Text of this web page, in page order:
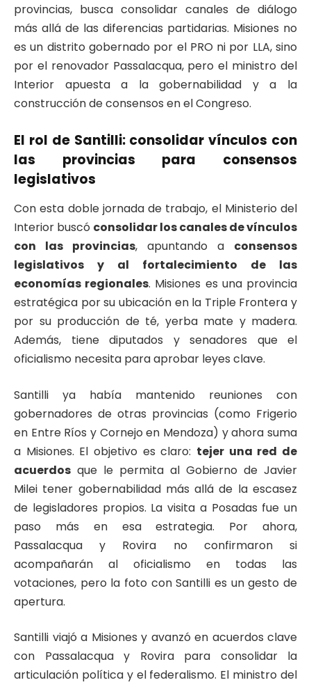
provincias, busca consolidar canales de diálogo
más allá de las diferencias partidarias. Misiones no
es un distrito gobernado por el PRO ni por LLA, sino
por el renovador Passalacqua, pero el ministro del
Interior apuesta a la gobernabilidad y a la
construcción de consensos en el Congreso.
El rol de Santilli: consolidar vínculos con
las provincias para consensos
legislativos
Con esta doble jornada de trabajo, el Ministerio del
Interior buscó consolidar los canales de vínculos
con las provincias, apuntando a consensos
legislativos y al fortalecimiento de las
economías regionales. Misiones es una provincia
estratégica por su ubicación en la Triple Frontera y
por su producción de té, yerba mate y madera.
Además, tiene diputados y senadores que el
oficialismo necesita para aprobar leyes clave.
Santilli ya había mantenido reuniones con
gobernadores de otras provincias (como Frigerio
en Entre Ríos y Cornejo en Mendoza) y ahora suma
a Misiones. El objetivo es claro: tejer una red de
acuerdos que le permita al Gobierno de Javier
Milei tener gobernabilidad más allá de la escasez
de legisladores propios. La visita a Posadas fue un
paso más en esa estrategia. Por ahora,
Passalacqua y Rovira no confirmaron si
acompañarán al oficialismo en todas las
votaciones, pero la foto con Santilli es un gesto de
apertura.
Santilli viajó a Misiones y avanzó en acuerdos clave
con Passalacqua y Rovira para consolidar la
articulación política y el federalismo. El ministro del